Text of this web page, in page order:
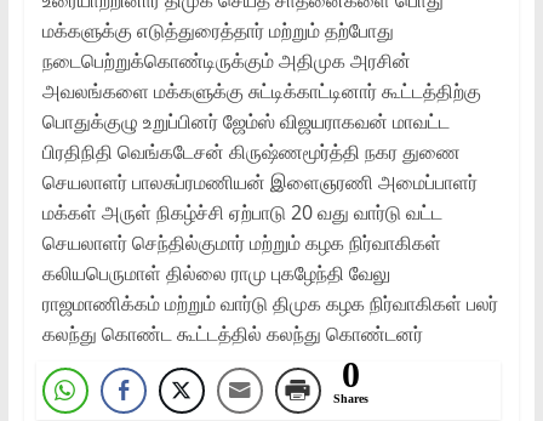
மக்களுக்கு எடுத்துரைத்தார் மற்றும் தற்போது
நடைபெற்றுக்கொண்டிருக்கும் அதிமுக அரசின்
அவலங்களை மக்களுக்கு சுட்டிக்காட்டினார் கூட்டத்திற்கு
பொதுக்குழு உறுப்பினர் ஜேம்ஸ் விஜயராகவன் மாவட்ட
பிரதிநிதி வெங்கடேசன் கிருஷ்ணமூர்த்தி நகர துணை
செயலாளர் பாலசுப்ரமணியன் இளைஞரணி அமைப்பாளர்
மக்கள் அருள் நிகழ்ச்சி ஏற்பாடு 20 வது வார்டு வட்ட
செயலாளர் செந்தில்குமார் மற்றும் கழக நிர்வாகிகள்
கலியபெருமாள் தில்லை ராமு புகழேந்தி வேலு
ராஜமாணிக்கம் மற்றும் வார்டு திமுக கழக நிர்வாகிகள் பலர்
கலந்து கொண்ட கூட்டத்தில் கலந்து கொண்டனர்
0
Shares